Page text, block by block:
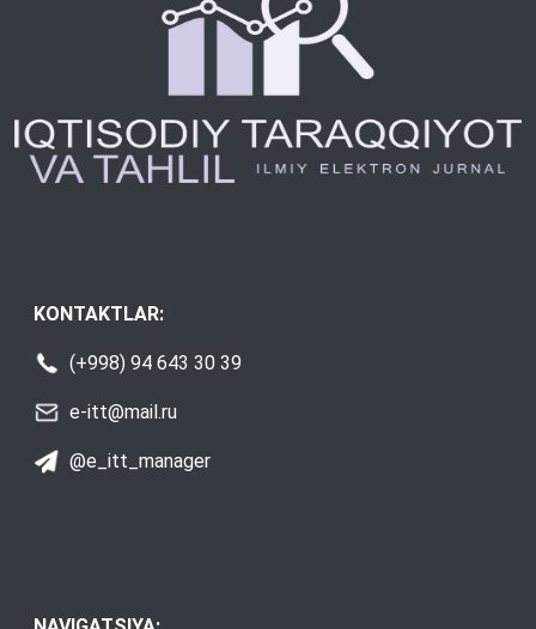
KONTAKTLAR:
(+998) 94 643 30 39
e-itt@mail.ru
@e_itt_manager